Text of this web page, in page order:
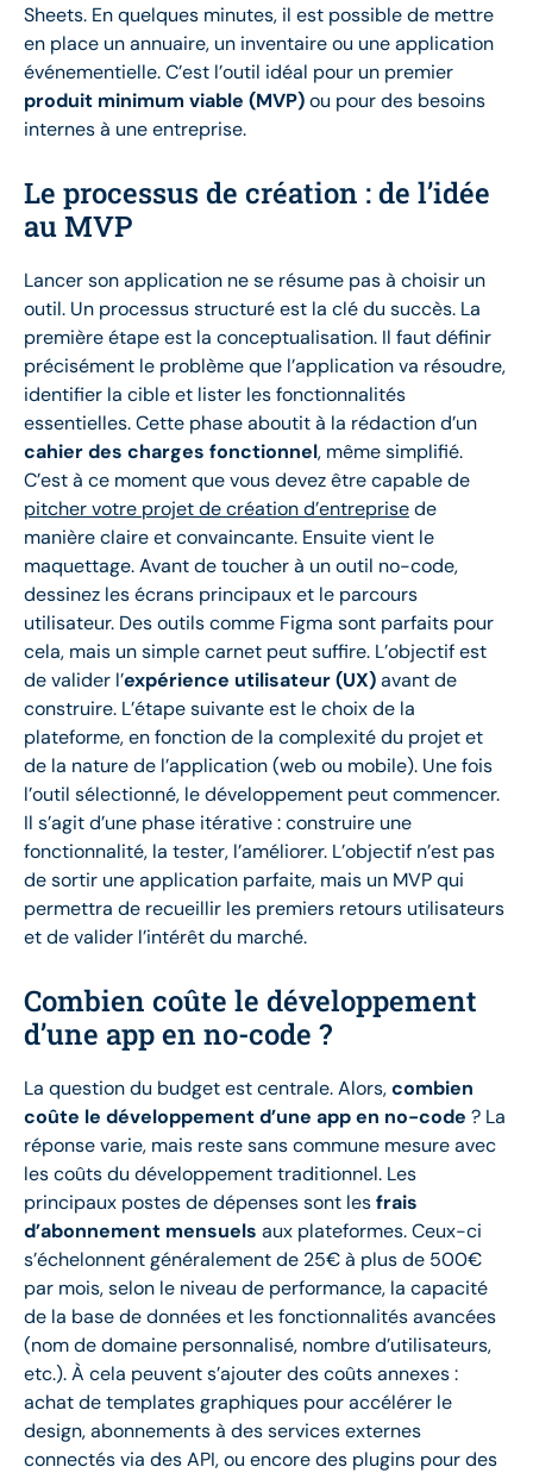
Sheets. En quelques minutes, il est possible de mettre
en place un annuaire, un inventaire ou une application
événementielle. C’est l’outil idéal pour un premier
produit minimum viable (MVP)ou pour des besoins
internes à une entreprise.
Le processus de création : de l’idée
au MVP
Lancer son application ne se résume pas à choisir un
outil. Un processus structuré est la clé du succès. La
première étape est la conceptualisation. Il faut définir
précisément le problème que l’application va résoudre,
identifier la cible et lister les fonctionnalités
essentielles. Cette phase aboutit à la rédaction d’un
cahier des charges fonctionnel, même simplifié.
C’est à ce moment que vous devez être capable de
pitcher votre projet de création d’entreprisede
manière claire et convaincante. Ensuite vient le
maquettage. Avant de toucher à un outil no-code,
dessinez les écrans principaux et le parcours
utilisateur. Des outils comme Figma sont parfaits pour
cela, mais un simple carnet peut suffire. L’objectif est
de valider l’expérience utilisateur (UX)avant de
construire. L’étape suivante est le choix de la
plateforme, en fonction de la complexité du projet et
de la nature de l’application (web ou mobile). Une fois
l’outil sélectionné, le développement peut commencer.
Il s’agit d’une phase itérative : construire une
fonctionnalité, la tester, l’améliorer. L’objectif n’est pas
de sortir une application parfaite, mais un MVP qui
permettra de recueillir les premiers retours utilisateurs
et de valider l’intérêt du marché.
Combien coûte le développement
d’une app en no-code ?
La question du budget est centrale. Alors,combien
coûte le développement d’une app en no-code ? La
réponse varie, mais reste sans commune mesure avec
les coûts du développement traditionnel. Les
principaux postes de dépenses sont lesfrais
d’abonnement mensuels aux plateformes. Ceux-ci
s’échelonnent généralement de 25€ à plus de 500€
par mois, selon le niveau de performance, la capacité
de la base de données et les fonctionnalités avancées
(nom de domaine personnalisé, nombre d’utilisateurs,
etc.). À cela peuvent s’ajouter des coûts annexes :
achat de templates graphiques pour accélérer le
design, abonnements à des services externes
connectés via des API, ou encore des plugins pour des